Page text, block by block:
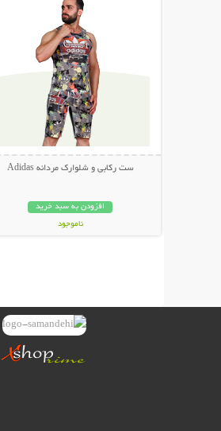
ست رکابی و شلوارک مردانه Adidas
افزودن به سبد خرید
ناموجود